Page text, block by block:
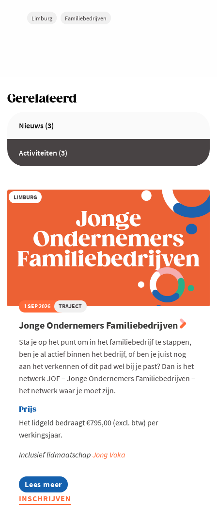
Limburg Familiebedrijven
Gerelateerd
Nieuws (3)
Activiteiten (3)
LIMBURG
1 SEP 2026 TRAJECT
Jonge Ondernemers Familiebedrijven
Sta je op het punt om in het familiebedrijf te stappen,
ben je al actief binnen het bedrijf, of ben je juist nog
aan het verkennen of dit pad wel bij je past? Dan is het
netwerk JOF – Jonge Ondernemers Familiebedrijven –
het netwerk waar je moet zijn.
Prijs
Het lidgeld bedraagt €795,00 (excl. btw) per
werkingsjaar.
Inclusief lidmaatschap Jong Voka
Lees meer
about
Jonge
Ondernemers
INSCHRIJVEN